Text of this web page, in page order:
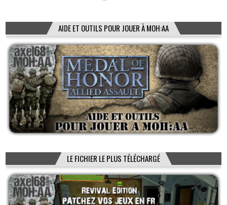
AIDE ET OUTILS POUR JOUER À MOH:AA
LE FICHIER LE PLUS TÉLÉCHARGÉ